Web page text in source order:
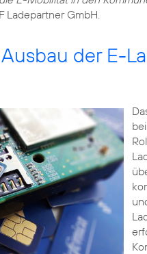
Ladepartner GmbH.
der E-